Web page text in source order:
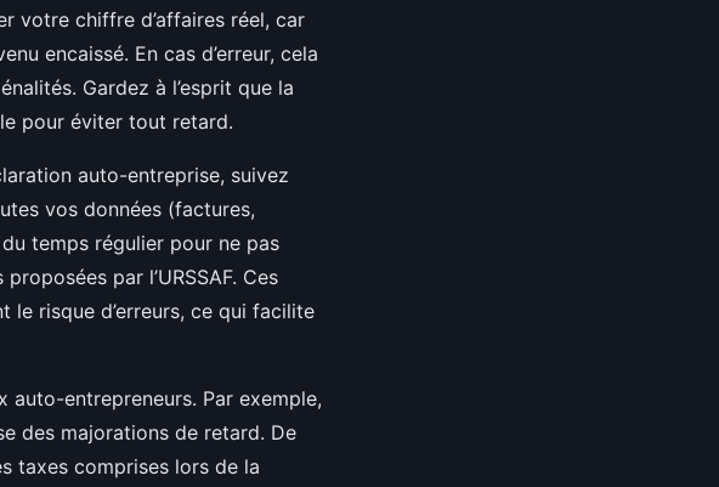
votre chiffre d’affaires réel, car
encaissé. En cas d’erreur, cela
Gardez à l’esprit que la
pour éviter tout retard.
auto-entreprise, suivez
vos données (factures,
temps régulier pour ne pas
par l’URSSAF. Ces
risque d’erreurs, ce qui facilite
auto-entrepreneurs. Par exemple,
des majorations de retard. De
taxes comprises lors de la